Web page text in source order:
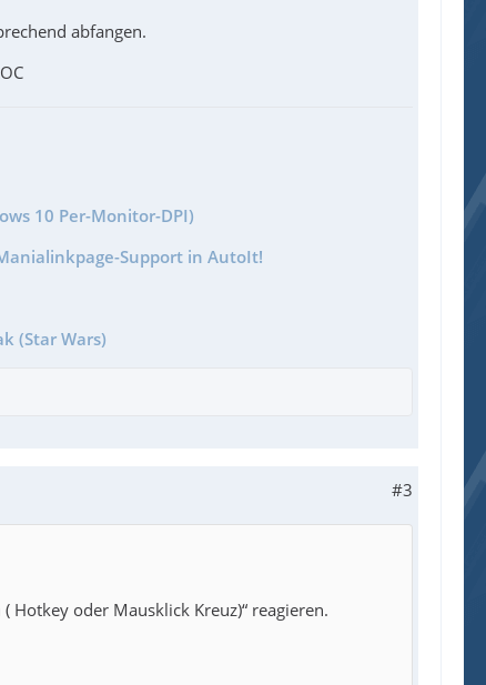
abfangen.
10 Per-Monitor-DPI)
Support in AutoIt!
(Star Wars)
#3
Hotkey oder Mausklick Kreuz)“ reagieren.